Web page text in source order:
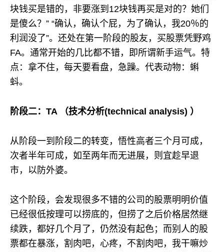
块钱买是错的，非要涨到12块钱再买是对的？她们
是傻么？” “确认，确认个屁，为了确认，我20％的
利润没了”。还处在第一阶段的股友，买股票凭野鸡
FA。通常开始的几比都不错，即所谓新手运气。特
点：拿不住，每天要看盘，急躁。代表动物：蝌
蚪。
阶段二：TA （技术分析(technical analysis) ）
从阶段一到阶段二的转变，悟性高者三个月可成，
次者半年可成，如至两年而无进展，则宜趁早退
市，以防外婆。
这个阶段，会发现很多不错的公司的股票明明价值
已经很低按理可以捞底的，但捞了之后价格居然继
续跌，都好几个月了，仍然没有起色；而别人的股
票都在暴涨，割肉吧，心疼，不割肉吧，我干嘛炒